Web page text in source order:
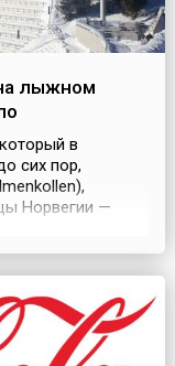
лыжном
в
сих пор,
Норвегии —
высота трамплина
и в лыжном